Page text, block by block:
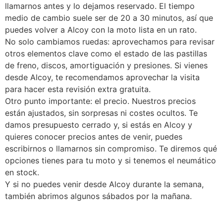
llamarnos antes y lo dejamos reservado. El tiempo
medio de cambio suele ser de 20 a 30 minutos, así que
puedes volver a Alcoy con la moto lista en un rato.
No solo cambiamos ruedas: aprovechamos para revisar
otros elementos clave como el estado de las pastillas
de freno, discos, amortiguación y presiones. Si vienes
desde Alcoy, te recomendamos aprovechar la visita
para hacer esta revisión extra gratuita.
Otro punto importante: el precio. Nuestros precios
están ajustados, sin sorpresas ni costes ocultos. Te
damos presupuesto cerrado y, si estás en Alcoy y
quieres conocer precios antes de venir, puedes
escribirnos o llamarnos sin compromiso. Te diremos qué
opciones tienes para tu moto y si tenemos el neumático
en stock.
Y si no puedes venir desde Alcoy durante la semana,
también abrimos algunos sábados por la mañana.